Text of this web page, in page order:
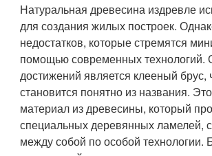
Натуральная древесина издревле
для создания жилых построек.
недостатков, которые стремятся
помощью современных технологий.
достижений является клееный брус,
становится понятно из названия.
материал из древесины, который
специальных деревянных ламелей,
между собой по особой технологии.